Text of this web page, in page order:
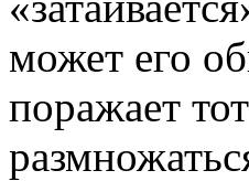
может его
поражает